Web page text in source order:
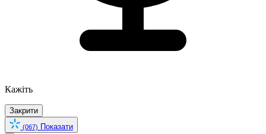
Кажіть
Закрити
(067) Показати